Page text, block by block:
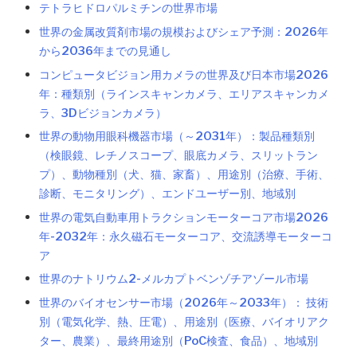
テトラヒドロパルミチンの世界市場
世界の金属改質剤市場の規模およびシェア予測：2026年
から2036年までの見通し
コンピュータビジョン用カメラの世界及び日本市場2026
年：種類別（ラインスキャンカメラ、エリアスキャンカメ
ラ、3Dビジョンカメラ）
世界の動物用眼科機器市場（～2031年）：製品種類別
（検眼鏡、レチノスコープ、眼底カメラ、スリットラン
プ）、動物種別（犬、猫、家畜）、用途別（治療、手術、
診断、モニタリング）、エンドユーザー別、地域別
世界の電気自動車用トラクションモーターコア市場2026
年-2032年：永久磁石モーターコア、交流誘導モーターコ
ア
世界のナトリウム2-メルカプトベンゾチアゾール市場
世界のバイオセンサー市場（2026年～2033年）： 技術
別（電気化学、熱、圧電）、用途別（医療、バイオリアク
ター、農業）、最終用途別（PoC検査、食品）、地域別